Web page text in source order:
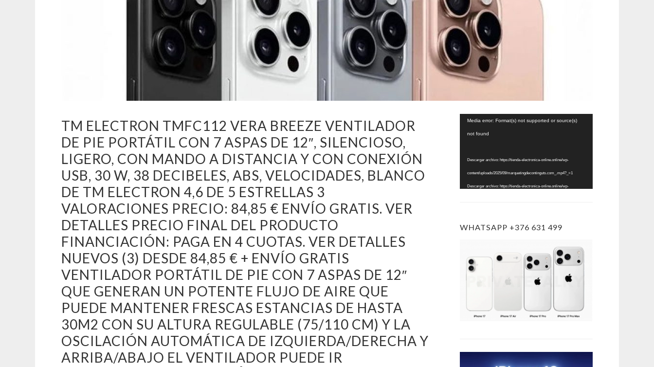
TM ELECTRON TMFC112 VERA BREEZE VENTILADOR
DE PIE PORTÁTIL CON 7 ASPAS DE 12″, SILENCIOSO,
LIGERO, CON MANDO A DISTANCIA Y CON CONEXIÓN
USB, 30 W, 38 DECIBELES, ABS, VELOCIDADES, BLANCO
DE TM ELECTRON 4,6 DE 5 ESTRELLAS 3
VALORACIONES PRECIO: 84,85 € ENVÍO GRATIS. VER
DETALLES PRECIO FINAL DEL PRODUCTO
FINANCIACIÓN: PAGA EN 4 CUOTAS. VER DETALLES
NUEVOS (3) DESDE 84,85 € + ENVÍO GRATIS
VENTILADOR PORTÁTIL DE PIE CON 7 ASPAS DE 12″
QUE GENERAN UN POTENTE FLUJO DE AIRE QUE
PUEDE MANTENER FRESCAS ESTANCIAS DE HASTA
30M2 CON SU ALTURA REGULABLE (75/110 CM) Y LA
OSCILACIÓN AUTOMÁTICA DE IZQUIERDA/DERECHA Y
ARRIBA/ABAJO EL VENTILADOR PUEDE IR
Reproductor
Media error: Format(s) not supported or source(s)
not found
Descargar archivo: https://tienda-electronica-online.online/wp-
content/uploads/2025/09/marquetingdecontinguts.com_.mp4?_=1
Descargar archivo: https://tienda-electronica-online.online/wp-
WHATSAPP +376 631 499